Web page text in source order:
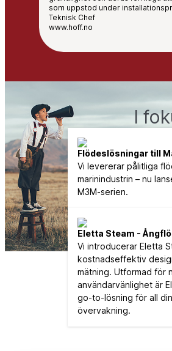
som uppstod under
Teknisk Chef
www.hoff.no
I
Flödeslösningar till
Vi levererar pålitliga
marinindustrin – nu
M3M-serien.
Eletta Steam -
Vi introducerar Eletta
kostnadseffektiv
mätning. Utformad för
användarvänlighet är
go-to-lösning för all
övervakning.